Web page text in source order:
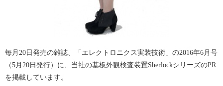
毎月20日発売の雑誌、「エレクトロニクス実装技術」の2016年6月号
（5月20日発行）に、当社の基板外観検査装置SherlockシリーズのPR
を掲載しています。